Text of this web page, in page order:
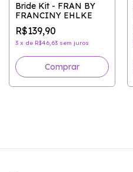
Bride Kit - FRAN BY
FRANCINY EHLKE
R$139,90
3 x de R$46,63 sem juros